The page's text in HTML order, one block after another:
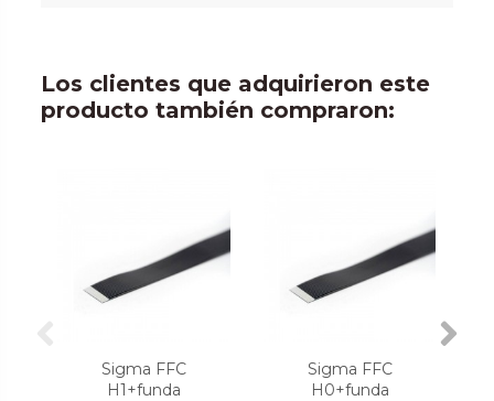
Los clientes que adquirieron este
producto también compraron:
Sigma FFC
H1+funda
Sigma FFC
H0+funda